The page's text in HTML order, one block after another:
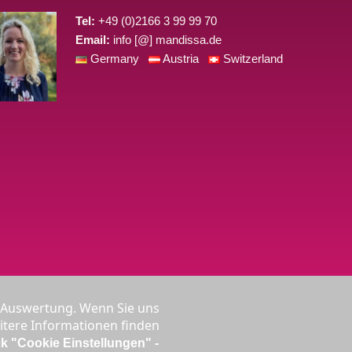
Tel: +49 (0)2166 3 99 99 70
Email: info [@] mandissa.de
Germany
Austria Switzerland
Wenn Sie uns
Informationen finden
"Cookie Einstellungen" -